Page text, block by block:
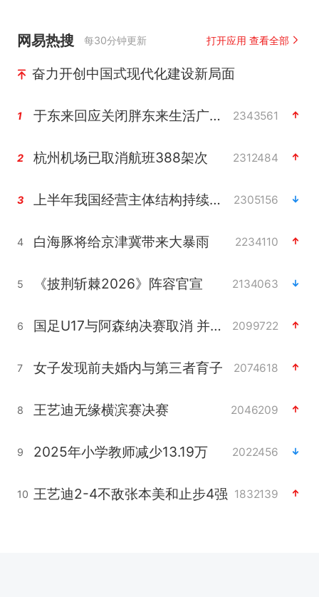
网易热搜 每30分钟更新 打开应用 查看全部
奋力开创中国式现代化建设新局面
1 于东来回应关闭胖东来生活广场店 2343561
2 杭州机场已取消航班388架次 2312484
3 上半年我国经营主体结构持续优化 2305156
4 白海豚将给京津冀带来大暴雨 2234110
5 《披荆斩棘2026》阵容官宣 2134063
6 国足U17与阿森纳决赛取消 并列冠军 2099722
7 女子发现前夫婚内与第三者育子 2074618
8 王艺迪无缘横滨赛决赛 2046209
9 2025年小学教师减少13.19万 2022456
10 王艺迪2-4不敌张本美和止步4强 1832139